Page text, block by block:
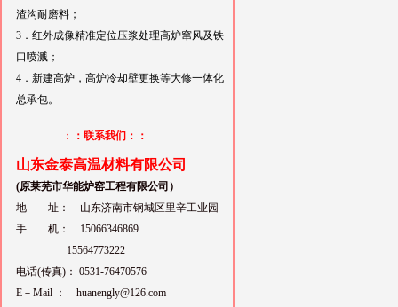
渣沟耐磨料；
3．红外成像精准定位压浆处理高炉窜风及铁
口喷溅；
4．新建高炉，高炉冷却壁更换等大修一体化
总承包。
： ：联系我们：：
山东金泰高温材料有限公司
(原莱芜市华能炉窑工程有限公司）
地 址： 山东济南市钢城区里辛工业园
手 机： 15066346869
15564773222
电话(传真)： 0531-76470576
E－Mail ： huanengly@126.com